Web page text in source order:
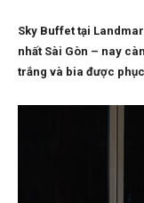
Sky Buffet tại
nhất Sài Gòn – nay
trắng và bia được